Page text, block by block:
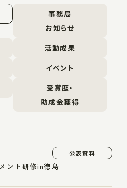
事務局
お知らせ
活動成果
イベント
受賞歴・
助成金獲得
公表資料
ント研修in徳島